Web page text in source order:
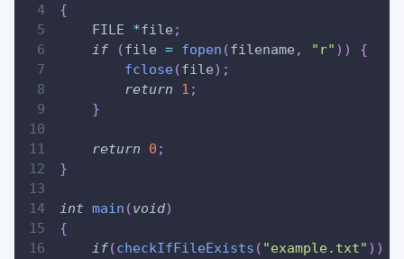
{
    FILE
*file ;
if
(file = fopen (filename , "r" ) )
{
fclose(file) ;
return
1 ;
}
return 0 ;
}
int main (void)
{
if(checkIfFileExists ( "example.txt" ) )